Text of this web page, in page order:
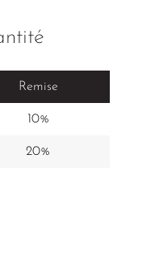
Remise
10%
20%